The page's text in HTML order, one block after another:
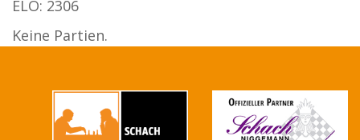
ELO: 2306
Keine Partien.